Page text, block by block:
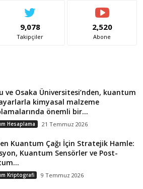
9,078
Takipçiler
2,520
Abone
ve Osaka Üniversitesi’nden, kuantum
kimyasal malzeme
önemli bir...
Hesaplama 21 Temmuz 2026
Kuantum Çağı İçin Stratejik Hamle:
Kuantum Sensörler ve Post-
Kriptografi 9 Temmuz 2026